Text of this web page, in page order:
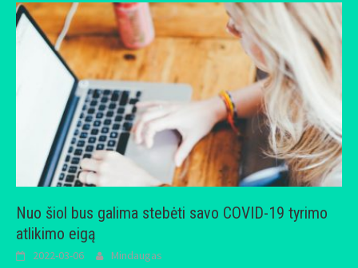
Nuo šiol bus galima stebėti savo COVID-19 tyrimo
atlikimo eigą
2022-03-06 Mindaugas